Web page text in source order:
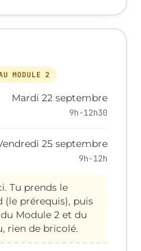
MODULE 2
Mardi 22 septembre
9h-12h30
25 septembre
9h-12h
Tu prends le
(le prérequis), puis
Module 2 et du
rien de bricolé.